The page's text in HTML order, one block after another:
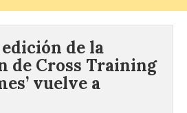
de la
de Cross Training
vuelve a